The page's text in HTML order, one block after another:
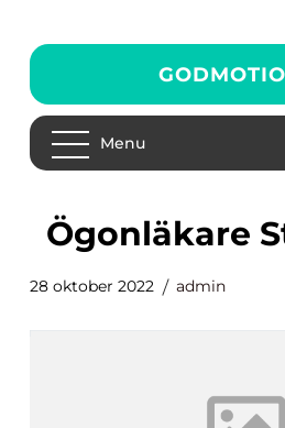
Menu
ögonläkare
28 oktober 2022 admin